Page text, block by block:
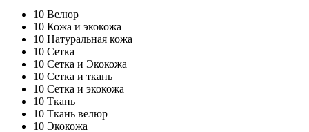
10 Велюр
10 Кожа и экокожа
10 Натуральная кожа
10 Сетка
10 Сетка и Экокожа
10 Сетка и ткань
10 Сетка и экокожа
10 Ткань
10 Ткань велюр
10 Экокожа